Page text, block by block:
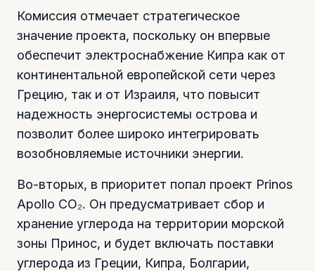
Комиссия отмечает стратегическое
значение проекта, поскольку он впервые
обеспечит электроснабжение Кипра как от
континентальной европейской сети через
Грецию, так и от Израиля, что повысит
надежность энергосистемы острова и
позволит более широко интегрировать
возобновляемые источники энергии.
Во-вторых, в приоритет попал проект Prinos
Apollo CO₂. Он предусматривает сбор и
хранение углерода на территории морской
зоны Принос, и будет включать поставки
углерода из Греции, Кипра, Болгарии,